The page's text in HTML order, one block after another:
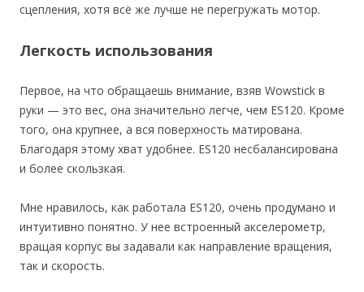
сцепления, хотя всё же лучше не перегружать мотор.
Легкость использования
Первое, на что обращаешь внимание, взяв Wowstick в
руки — это вес, она значительно легче, чем ES120. Кроме
того, она крупнее, а вся поверхность матирована.
Благодаря этому хват удобнее. ES120 несбалансирована
и более скользкая.
Мне нравилось, как работала ES120, очень продумано и
интуитивно понятно. У нее встроенный акселерометр,
вращая корпус вы задавали как направление вращения,
так и скорость.